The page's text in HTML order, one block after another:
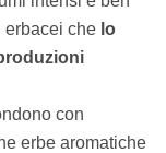
erbacei che lo
con
erbe aromatiche